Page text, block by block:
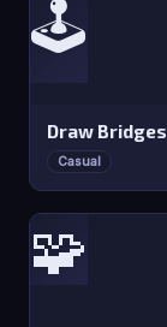
🕹️
Draw Bridges
Casual
🧩